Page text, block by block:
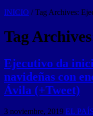
INICIO / Tag Archives:
Tag
Ejecutivo da
navideñas con
Ávila (+Tweet)
3 noviembre, 2019 EL PAÍS